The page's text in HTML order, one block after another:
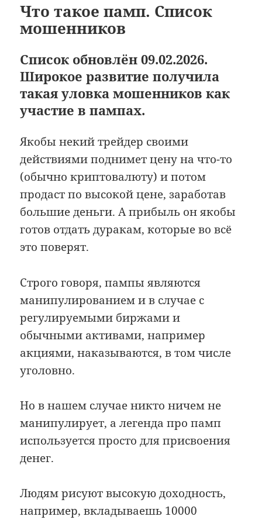
Что такое памп. Список
мошенников
Список обновлён 09.02.2026.
Широкое развитие получила
такая уловка мошенников как
участие в пампах.
Якобы некий трейдер своими
действиями поднимет цену на что-то
(обычно криптовалюту) и потом
продаст по высокой цене, заработав
большие деньги. А прибыль он якобы
готов отдать дуракам, которые во всё
это поверят.
Строго говоря, пампы являются
манипулированием и в случае с
регулируемыми биржами и
обычными активами, например
акциями, наказываются, в том числе
уголовно.
Но в нашем случае никто ничем не
манипулирует, а легенда про памп
используется просто для присвоения
денег.
Людям рисуют высокую доходность,
например, вкладываешь 10000